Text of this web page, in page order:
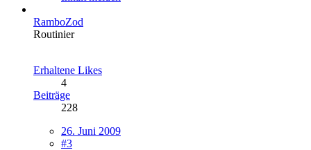
RamboZod
Routinier
Erhaltene Likes
4
Beiträge
228
26. Juni 2009
#3